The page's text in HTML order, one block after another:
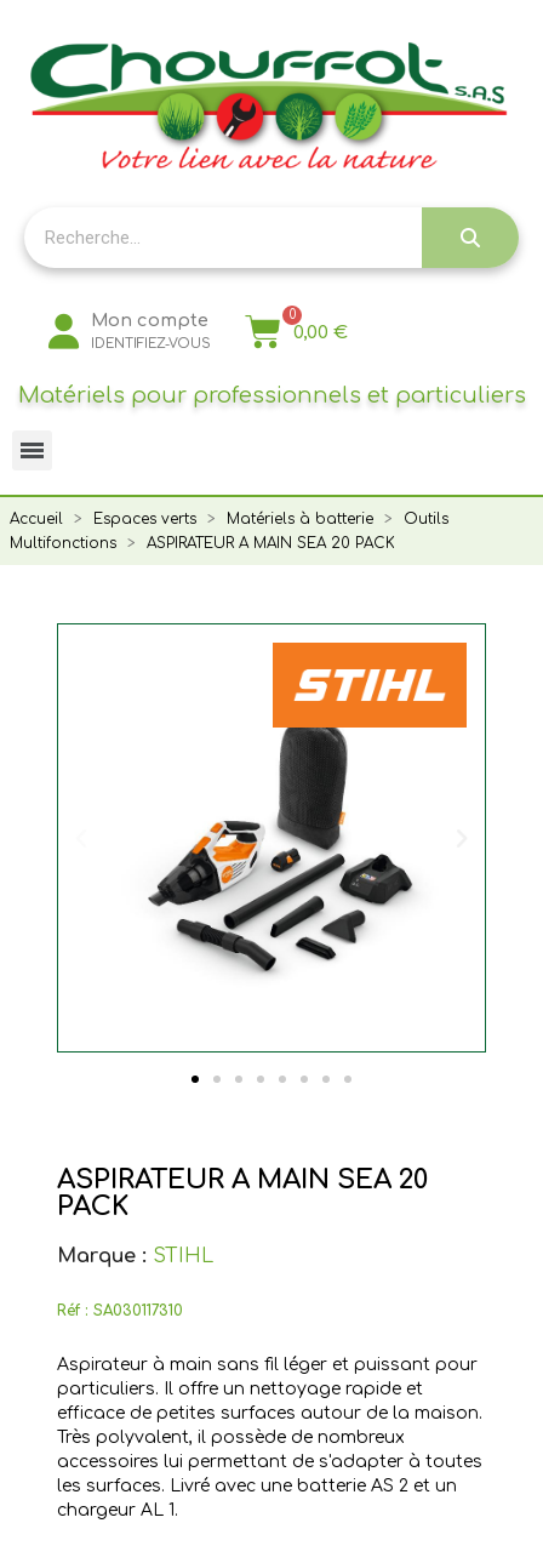
Mon compte
IDENTIFIEZ-VOUS
0,00 €
Matériels pour professionnels et particuliers
Accueil Espaces verts Matériels à batterie
Outils
Multifonctions
ASPIRATEUR A MAIN SEA 20 PACK
ASPIRATEUR A MAIN SEA 20
PACK
Marque : STIHL
Réf : SA030117310
Aspirateur à main sans fil léger et puissant pour
particuliers. Il offre un nettoyage rapide et
efficace de petites surfaces autour de la maison.
Très polyvalent, il possède de nombreux
accessoires lui permettant de s'adapter à toutes
les surfaces. Livré avec une batterie AS 2 et un
chargeur AL 1.